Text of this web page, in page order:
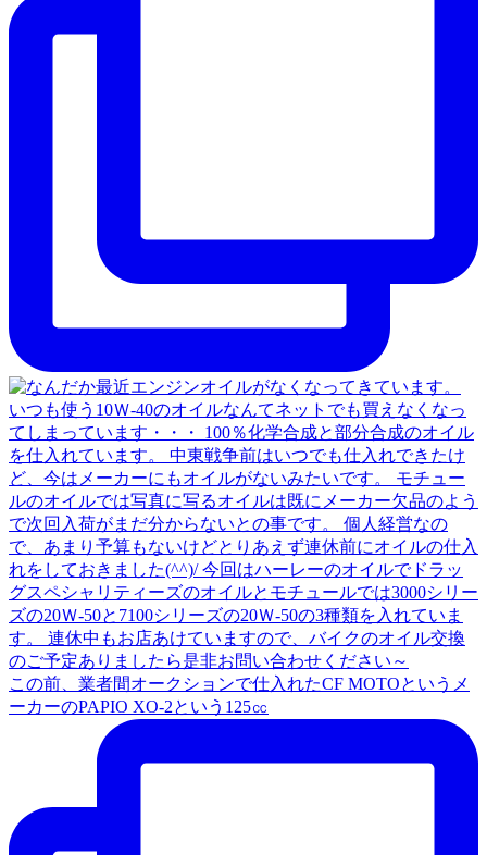
この前、業者間オークションで仕入れたCF MOTOというメ
ーカーのPAPIO XO-2という125㏄